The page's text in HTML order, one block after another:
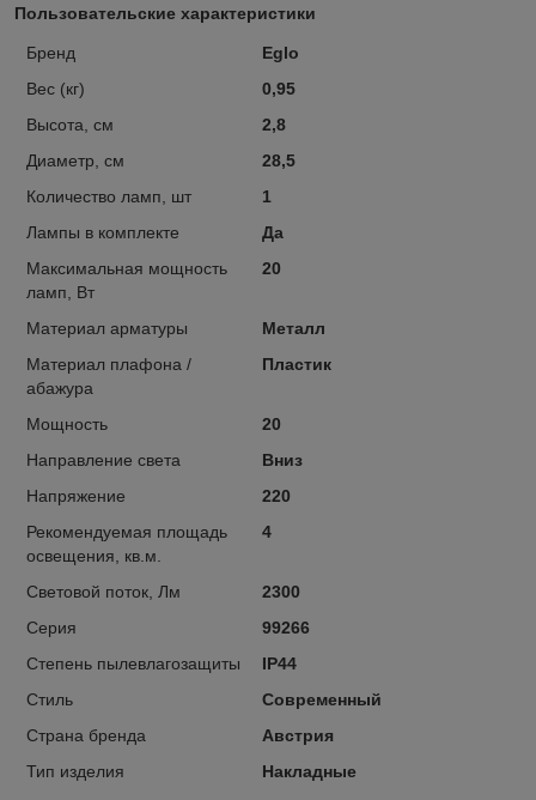
Пользовательские характеристики
Бренд
Eglo
Вес (кг)
0,95
Высота, см
2,8
Диаметр, см
28,5
Количество ламп, шт
1
Лампы в комплекте
Да
Максимальная мощность
ламп, Вт
20
Материал арматуры
Металл
Материал плафона /
абажура
Пластик
Мощность
20
Направление света
Вниз
Напряжение
220
Рекомендуемая площадь
освещения, кв.м.
4
Световой поток, Лм
2300
Серия
99266
Степень пылевлагозащиты
IP44
Стиль
Современный
Страна бренда
Австрия
Тип изделия
Накладные